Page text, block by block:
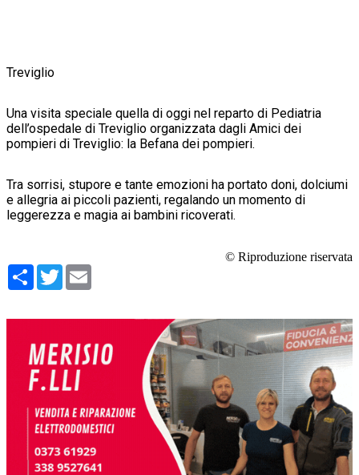
Treviglio
Una visita speciale quella di oggi nel reparto di Pediatria
dell’ospedale di Treviglio organizzata dagli Amici dei
pompieri di Treviglio: la Befana dei pompieri.
Tra sorrisi, stupore e tante emozioni ha portato doni, dolciumi
e allegria ai piccoli pazienti, regalando un momento di
leggerezza e magia ai bambini ricoverati.
© Riproduzione riservata
Condividi
Twitter